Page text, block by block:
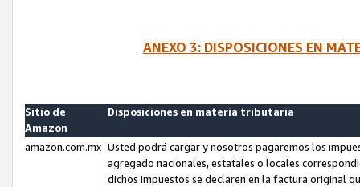
ANEXO 3: DISPOSICIONES EN
Sitio de
Amazon
Disposiciones en materia tributaria
amazon.com.mx Usted podrá cargar y nosotros pagaremos los
agregado nacionales, estatales o locales
dichos impuestos se declaren en la factura original